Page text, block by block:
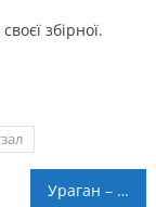
збірної.
Ураган – Араз. Коментарі представників суперника напередодні